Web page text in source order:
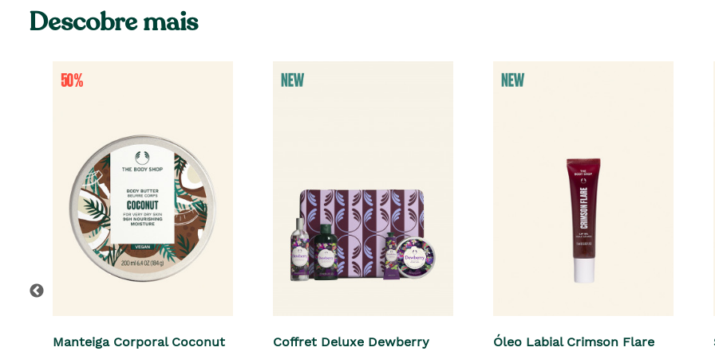
Descobre mais
Manteiga Corporal Coconut
Coffret Deluxe Dewberry
Óleo Labial Crimson Flare